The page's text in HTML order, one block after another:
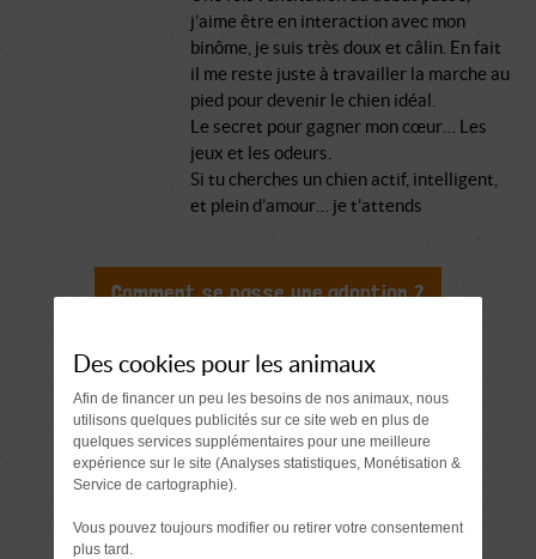
j’aime être en interaction avec mon
binôme, je suis très doux et câlin. En fait
il me reste juste à travailler la marche au
pied pour devenir le chien idéal.
Le secret pour gagner mon cœur… Les
jeux et les odeurs.
Si tu cherches un chien actif, intelligent,
et plein d’amour… je t’attends
Comment se passe une adoption ?
Demande de
renseignements
Des cookies pour les animaux
Afin de financer un peu les besoins de nos animaux, nous
utilisons quelques publicités sur ce site web en plus de
quelques services supplémentaires pour une meilleure
expérience sur le site (Analyses statistiques, Monétisation &
Service de cartographie).
Vous pouvez toujours modifier ou retirer votre consentement
plus tard.